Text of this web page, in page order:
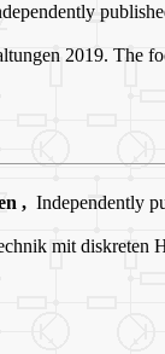
2019. The
, Independently
mit diskreten